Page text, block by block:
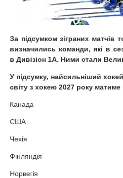
За підсумком зіграних матчів
визначились команди, які в
в Дивізіон 1А. Ними стали
У підсумку, найсильніший
світу з хокею 2027 року
Канада
США
Чехія
Фінляндія
Норвегія